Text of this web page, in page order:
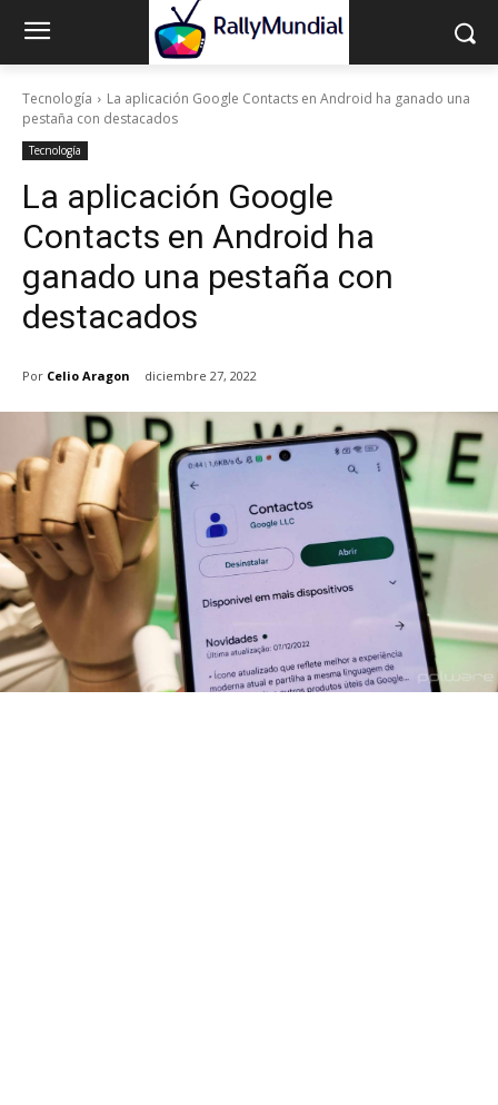
Tecnología
La aplicación Google Contacts en Android ha ganado una
pestaña con destacados
Tecnología
La aplicación Google
Contacts en Android ha
ganado una pestaña con
destacados
Por Celio Aragon diciembre 27, 2022